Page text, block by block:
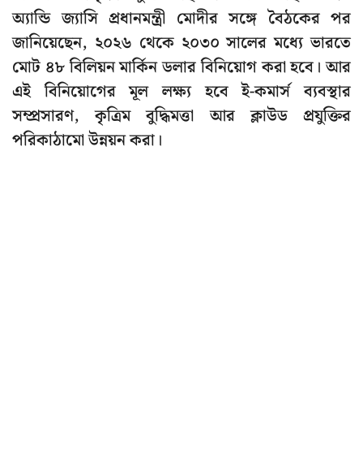
অ্যান্ডি জ্যাসি প্রধানমন্ত্রী মোদীর সঙ্গে বৈঠকের পর
জানিয়েছেন, ২০২৬ থেকে ২০৩০ সালের মধ্যে ভারতে
মোট ৪৮ বিলিয়ন মার্কিন ডলার বিনিয়োগ করা হবে। আর
এই বিনিয়োগের মূল লক্ষ্য হবে ই-কমার্স ব্যবস্থার
সম্প্রসারণ, কৃত্রিম বুদ্ধিমত্তা আর ক্লাউড প্রযুক্তির
পরিকাঠামো উন্নয়ন করা।